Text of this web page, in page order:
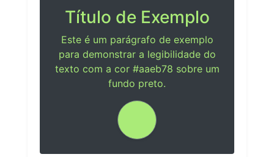
Título de Exemplo
Este é um parágrafo de exemplo
para demonstrar a legibilidade do
texto com a cor #aaeb78 sobre um
fundo preto.